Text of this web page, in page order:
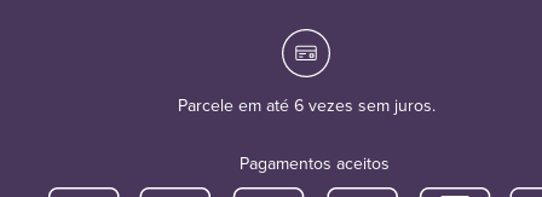
Parcele em até 6 vezes sem juros.
Pagamentos aceitos